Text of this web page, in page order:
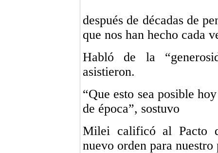
después de décadas de
que nos han hecho cada
Habló de la
asistieron.
“Que esto sea posible
de época”, sostuvo
Milei calificó al Pacto
nuevo orden para nuestro